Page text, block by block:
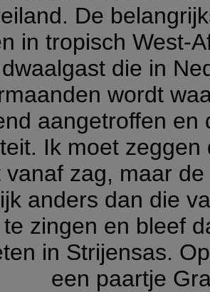
De
in tropisch West-
dwaalgast die in
wordt
aangetroffen en
Ik moet
vanaf zag, maar
anders dan die
zingen en bleef
in Strijensas.
een paartje